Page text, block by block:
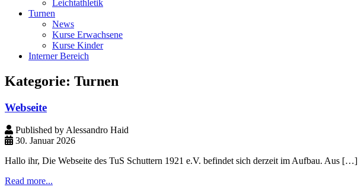
Leichtathletik
Turnen
News
Kurse Erwachsene
Kurse Kinder
Interner Bereich
Kategorie: Turnen
Webseite
Published by Alessandro Haid
30. Januar 2026
Hallo ihr, Die Webseite des TuS Schuttern 1921 e.V. befindet sich derzeit im Aufbau. Aus […]
Read more...